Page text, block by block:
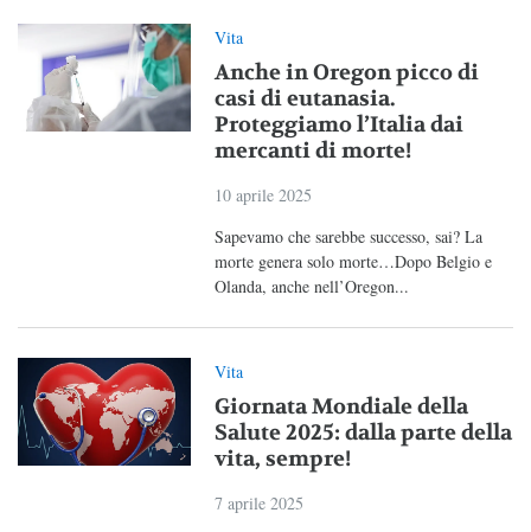
Vita
Anche in Oregon picco di
casi di eutanasia.
Proteggiamo l’Italia dai
mercanti di morte!
10 aprile 2025
Sapevamo che sarebbe successo, sai? La
morte genera solo morte…Dopo Belgio e
Olanda, anche nell’Oregon...
Vita
Giornata Mondiale della
Salute 2025: dalla parte della
vita, sempre!
7 aprile 2025